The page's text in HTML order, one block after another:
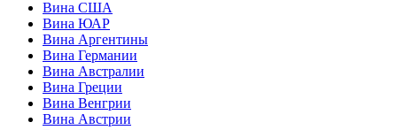
Вина США
Вина ЮАР
Вина Аргентины
Вина Германии
Вина Австралии
Вина Греции
Вина Венгрии
Вина Австрии